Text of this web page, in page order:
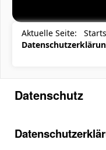
Aktuelle Seite:
Datenschutz